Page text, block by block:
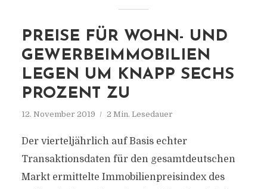
PREISE FÜR WOHN- UND
GEWERBEIMMOBILIEN
LEGEN UM KNAPP SECHS
PROZENT ZU
12. November 2019 2 Min. Lesedauer
Der vierteljährlich auf Basis echter
Transaktionsdaten für den gesamtdeutschen
Markt ermittelte Immobilienpreisindex des